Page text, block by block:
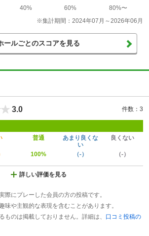
40% 60%
80%〜
※集計期間：2024年07月～2026年06月
ールごとのスコアを見る
3.0 件数：3
普通
あまり良くな
い
良くない
100% （-） （-）
詳しい評価を見る
にプレーした会員の方の投稿です。
や主観的な表現を含むことがあります。
のは掲載しておりません。詳細は、 口コミ投稿の